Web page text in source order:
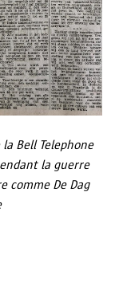
Bell Telephone
la guerre
comme De Dag